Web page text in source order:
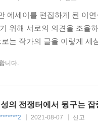
에세이를 편집하게 된 이
위해 서로의 의견을 조율
는 작가의 글을 이렇게
니다.
의 전쟁터에서 뒹구는
2021-08-07 신고